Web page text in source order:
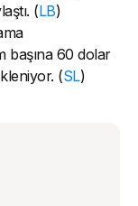
(LB)
başına 60 dolar
(SL)